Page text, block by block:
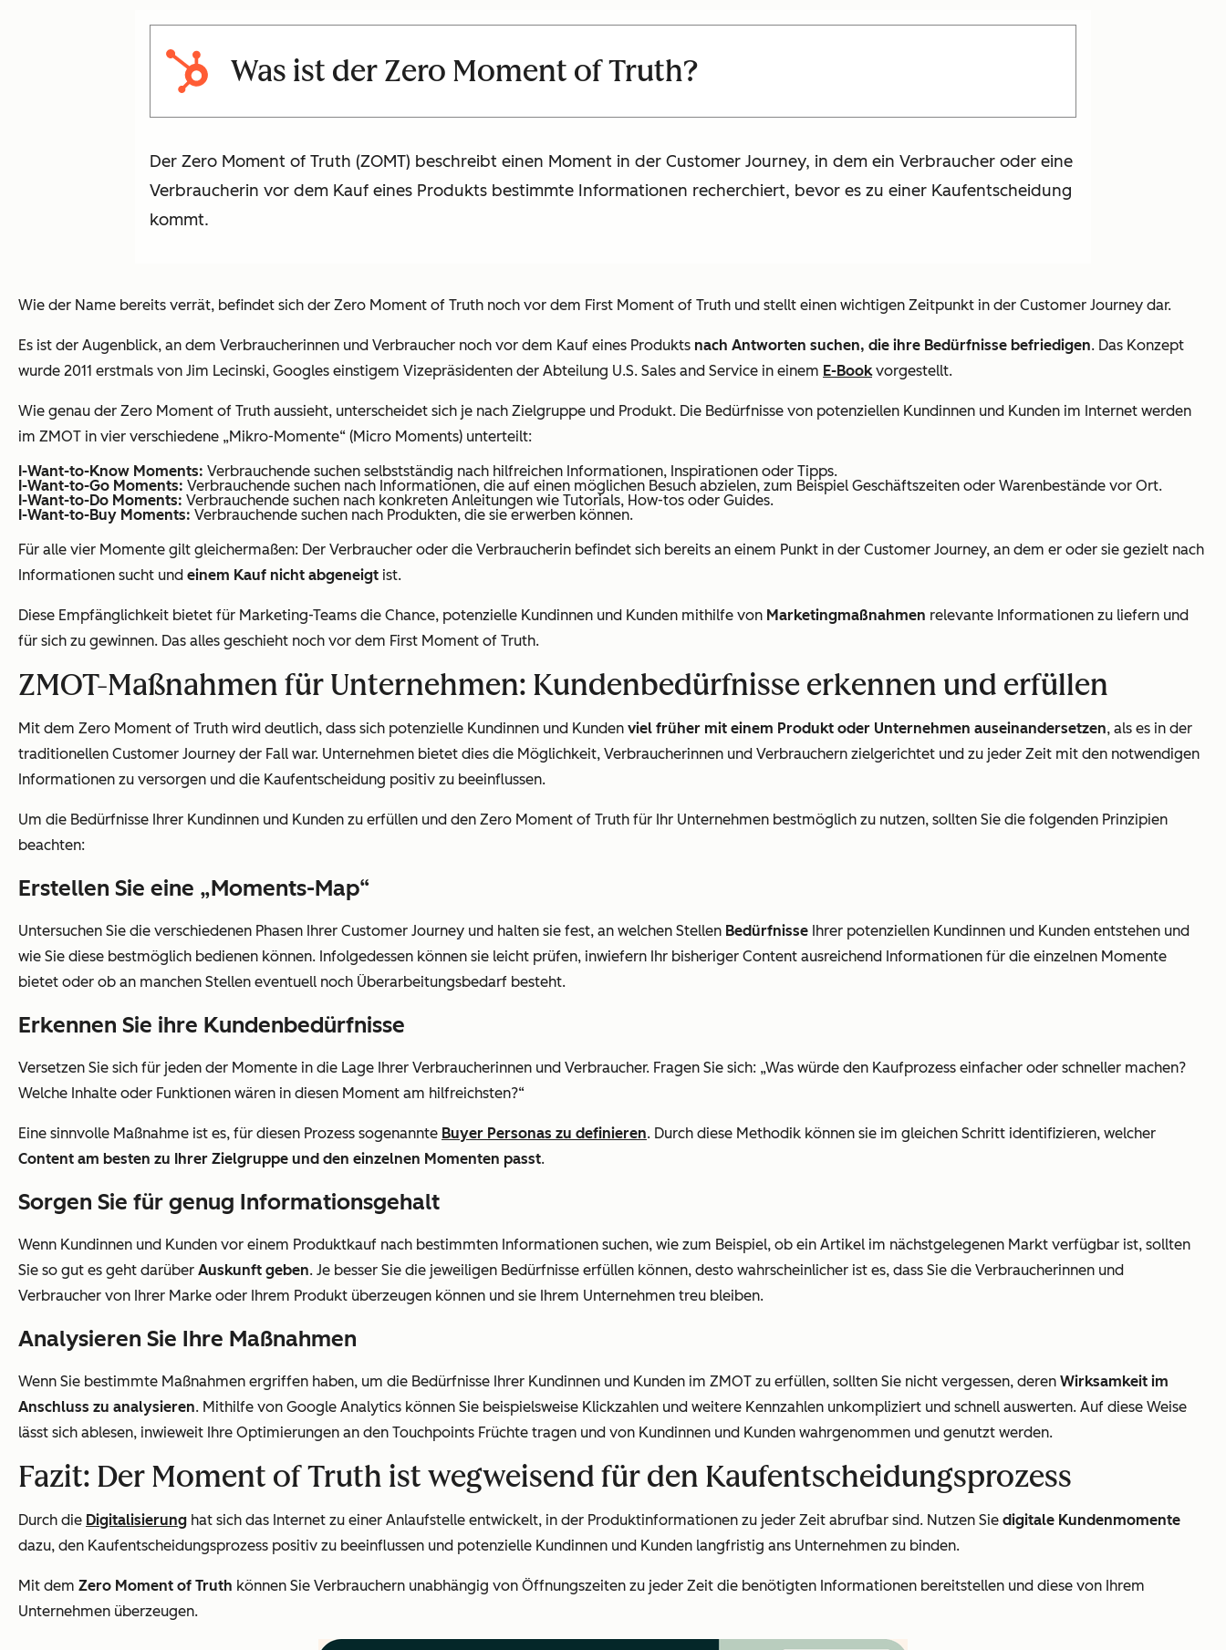
Was ist der Zero Moment of Truth?
Der Zero Moment of Truth (ZOMT) beschreibt einen Moment in der Customer Journey, in dem ein Verbraucher oder eine
Verbraucherin vor dem Kauf eines Produkts bestimmte Informationen recherchiert, bevor es zu einer Kaufentscheidung
kommt.
Wie der Name bereits verrät, befindet sich der Zero Moment of Truth noch vor dem First Moment of Truth und stellt einen wichtigen Zeitpunkt in der Customer Journey dar.
Es ist der Augenblick, an dem Verbraucherinnen und Verbraucher noch vor dem Kauf eines Produkts nach Antworten suchen, die ihre Bedürfnisse befriedigen. Das Konzept
wurde 2011 erstmals von Jim Lecinski, Googles einstigem Vizepräsidenten der Abteilung U.S. Sales and Service in einem E-Bookvorgestellt.
Wie genau der Zero Moment of Truth aussieht, unterscheidet sich je nach Zielgruppe und Produkt. Die Bedürfnisse von potenziellen Kundinnen und Kunden im Internet werden
im ZMOT in vier verschiedene „Mikro-Momente“ (Micro Moments) unterteilt:
I-Want-to-Know Moments: Verbrauchende suchen selbstständig nach hilfreichen Informationen, Inspirationen oder Tipps.
I-Want-to-Go Moments: Verbrauchende suchen nach Informationen, die auf einen möglichen Besuch abzielen, zum Beispiel Geschäftszeiten oder Warenbestände vor Ort.
I-Want-to-Do Moments: Verbrauchende suchen nach konkreten Anleitungen wie Tutorials, How-tos oder Guides.
I-Want-to-Buy Moments: Verbrauchende suchen nach Produkten, die sie erwerben können.
Für alle vier Momente gilt gleichermaßen: Der Verbraucher oder die Verbraucherin befindet sich bereits an einem Punkt in der Customer Journey, an dem er oder sie gezielt nach
Informationen sucht und einem Kauf nicht abgeneigt ist.
Diese Empfänglichkeit bietet für Marketing-Teams die Chance, potenzielle Kundinnen und Kunden mithilfe von Marketingmaßnahmen relevante Informationen zu liefern und
für sich zu gewinnen. Das alles geschieht noch vor dem First Moment of Truth.
ZMOT-Maßnahmen für Unternehmen: Kundenbedürfnisse erkennen und erfüllen
Mit dem Zero Moment of Truth wird deutlich, dass sich potenzielle Kundinnen und Kunden viel früher mit einem Produkt oder Unternehmen auseinandersetzen, als es in der
traditionellen Customer Journey der Fall war. Unternehmen bietet dies die Möglichkeit, Verbraucherinnen und Verbrauchern zielgerichtet und zu jeder Zeit mit den notwendigen
Informationen zu versorgen und die Kaufentscheidung positiv zu beeinflussen.
Um die Bedürfnisse Ihrer Kundinnen und Kunden zu erfüllen und den Zero Moment of Truth für Ihr Unternehmen bestmöglich zu nutzen, sollten Sie die folgenden Prinzipien
beachten:
Erstellen Sie eine „Moments-Map“
Untersuchen Sie die verschiedenen Phasen Ihrer Customer Journey und halten sie fest, an welchen Stellen Bedürfnisse Ihrer potenziellen Kundinnen und Kunden entstehen und
wie Sie diese bestmöglich bedienen können. Infolgedessen können sie leicht prüfen, inwiefern Ihr bisheriger Content ausreichend Informationen für die einzelnen Momente
bietet oder ob an manchen Stellen eventuell noch Überarbeitungsbedarf besteht.
Erkennen Sie ihre Kundenbedürfnisse
Versetzen Sie sich für jeden der Momente in die Lage Ihrer Verbraucherinnen und Verbraucher. Fragen Sie sich: „Was würde den Kaufprozess einfacher oder schneller machen?
Welche Inhalte oder Funktionen wären in diesen Moment am hilfreichsten?“
Eine sinnvolle Maßnahme ist es, für diesen Prozess sogenannte Buyer Personas zu definieren. Durch diese Methodik können sie im gleichen Schritt identifizieren, welcher
Content am besten zu Ihrer Zielgruppe und den einzelnen Momenten passt.
Sorgen Sie für genug Informationsgehalt
Wenn Kundinnen und Kunden vor einem Produktkauf nach bestimmten Informationen suchen, wie zum Beispiel, ob ein Artikel im nächstgelegenen Markt verfügbar ist, sollten
Sie so gut es geht darüber Auskunft geben. Je besser Sie die jeweiligen Bedürfnisse erfüllen können, desto wahrscheinlicher ist es, dass Sie die Verbraucherinnen und
Verbraucher von Ihrer Marke oder Ihrem Produkt überzeugen können und sie Ihrem Unternehmen treu bleiben.
Analysieren Sie Ihre Maßnahmen
Wenn Sie bestimmte Maßnahmen ergriffen haben, um die Bedürfnisse Ihrer Kundinnen und Kunden im ZMOT zu erfüllen, sollten Sie nicht vergessen, deren Wirksamkeit im
Anschluss zu analysieren. Mithilfe von Google Analytics können Sie beispielsweise Klickzahlen und weitere Kennzahlen unkompliziert und schnell auswerten. Auf diese Weise
lässt sich ablesen, inwieweit Ihre Optimierungen an den Touchpoints Früchte tragen und von Kundinnen und Kunden wahrgenommen und genutzt werden.
Fazit: Der Moment of Truth ist wegweisend für den Kaufentscheidungsprozess
Durch die Digitalisierung hat sich das Internet zu einer Anlaufstelle entwickelt, in der Produktinformationen zu jeder Zeit abrufbar sind. Nutzen Sie digitale Kundenmomente
dazu, den Kaufentscheidungsprozess positiv zu beeinflussen und potenzielle Kundinnen und Kunden langfristig ans Unternehmen zu binden.
Mit dem Zero Moment of Truth können Sie Verbrauchern unabhängig von Öffnungszeiten zu jeder Zeit die benötigten Informationen bereitstellen und diese von Ihrem
Unternehmen überzeugen.